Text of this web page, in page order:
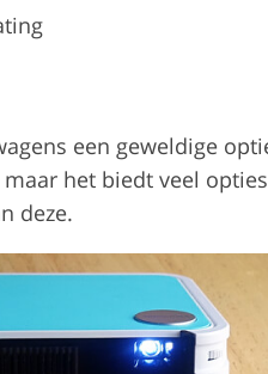
een geweldige
het biedt veel
deze.